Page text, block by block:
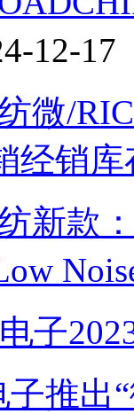
12-17
微/
经销库
新款
子
子推